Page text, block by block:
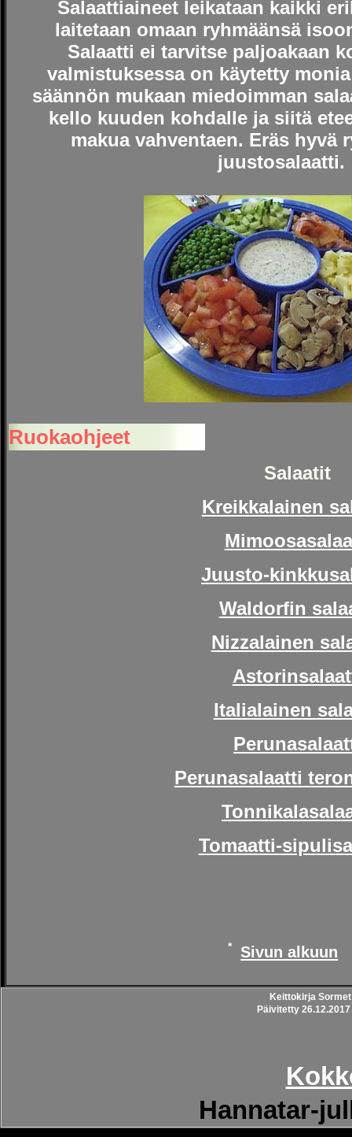
Salaattiaineet leikataan kaikki
laitetaan omaan ryhmäänsä
Salaatti ei tarvitse paljoakaan
valmistuksessa on käytetty
säännön mukaan miedoimman
kello kuuden kohdalle ja siitä
makua vahventaen. Eräs hyvä
juustosalaatti.
Ruokaohjeet
Salaatit
Kreikkalainen
Juusto-
Waldorfin
Nizzalainen
Italialainen
Perunasalaatti
Tomaatti-
Sivun alkuun
Keittokirja
Päivitetty
Hannatar-